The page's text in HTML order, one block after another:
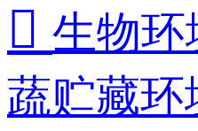
 生物环
蔬贮藏环